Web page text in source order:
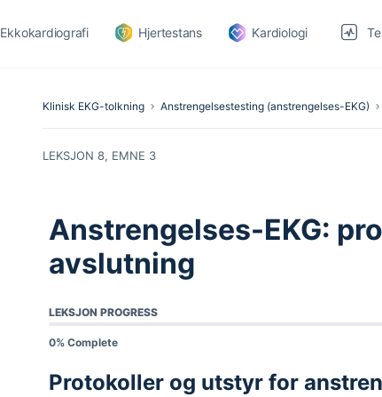
Ekkokardiografi Hjertestans Kardiologi
Klinisk EKG-tolkning Anstrengelsestesting (anstrengelses-EKG)
LEKSJON 8, EMNE 3
Anstrengelses-EKG:
avslutning
LEKSJON PROGRESS
0% Complete
Protokoller og utstyr for